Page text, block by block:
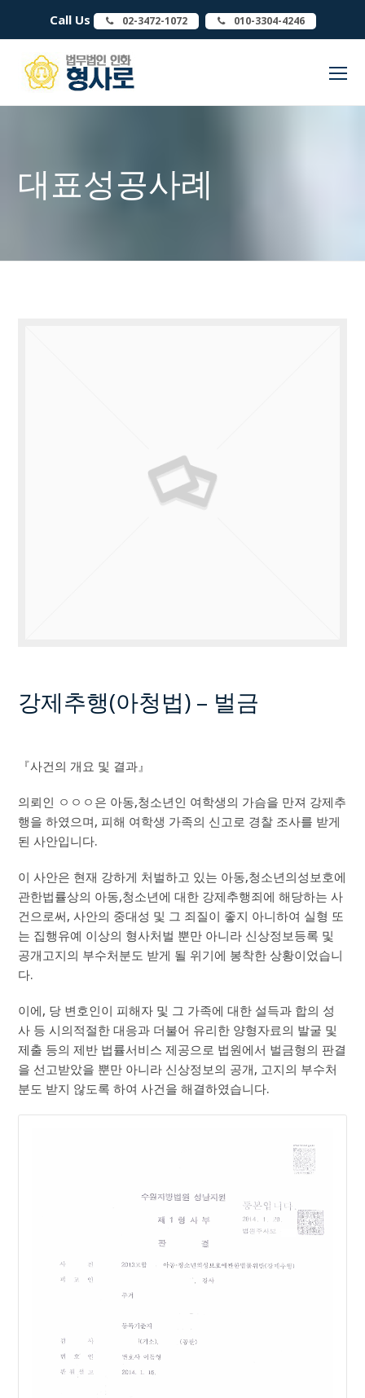
Call Us 02-3472-1072 010-3304-4246
대표성공사례
강제추행(아청법) – 벌금
『사건의 개요 및 결과』
의뢰인 ㅇㅇㅇ은 아동,청소년인 여학생의 가슴을 만져 강제추
행을 하였으며, 피해 여학생 가족의 신고로 경찰 조사를 받게
된 사안입니다.
이 사안은 현재 강하게 처벌하고 있는 아동,청소년의성보호에
관한법률상의 아동,청소년에 대한 강제추행죄에 해당하는 사
건으로써, 사안의 중대성 및 그 죄질이 좋지 아니하여 실형 또
는 집행유예 이상의 형사처벌 뿐만 아니라 신상정보등록 및
공개고지의 부수처분도 받게 될 위기에 봉착한 상황이었습니
다.
이에, 당 변호인이 피해자 및 그 가족에 대한 설득과 합의 성
사 등 시의적절한 대응과 더불어 유리한 양형자료의 발굴 및
제출 등의 제반 법률서비스 제공으로 법원에서 벌금형의 판결
을 선고받았을 뿐만 아니라 신상정보의 공개, 고지의 부수처
분도 받지 않도록 하여 사건을 해결하였습니다.